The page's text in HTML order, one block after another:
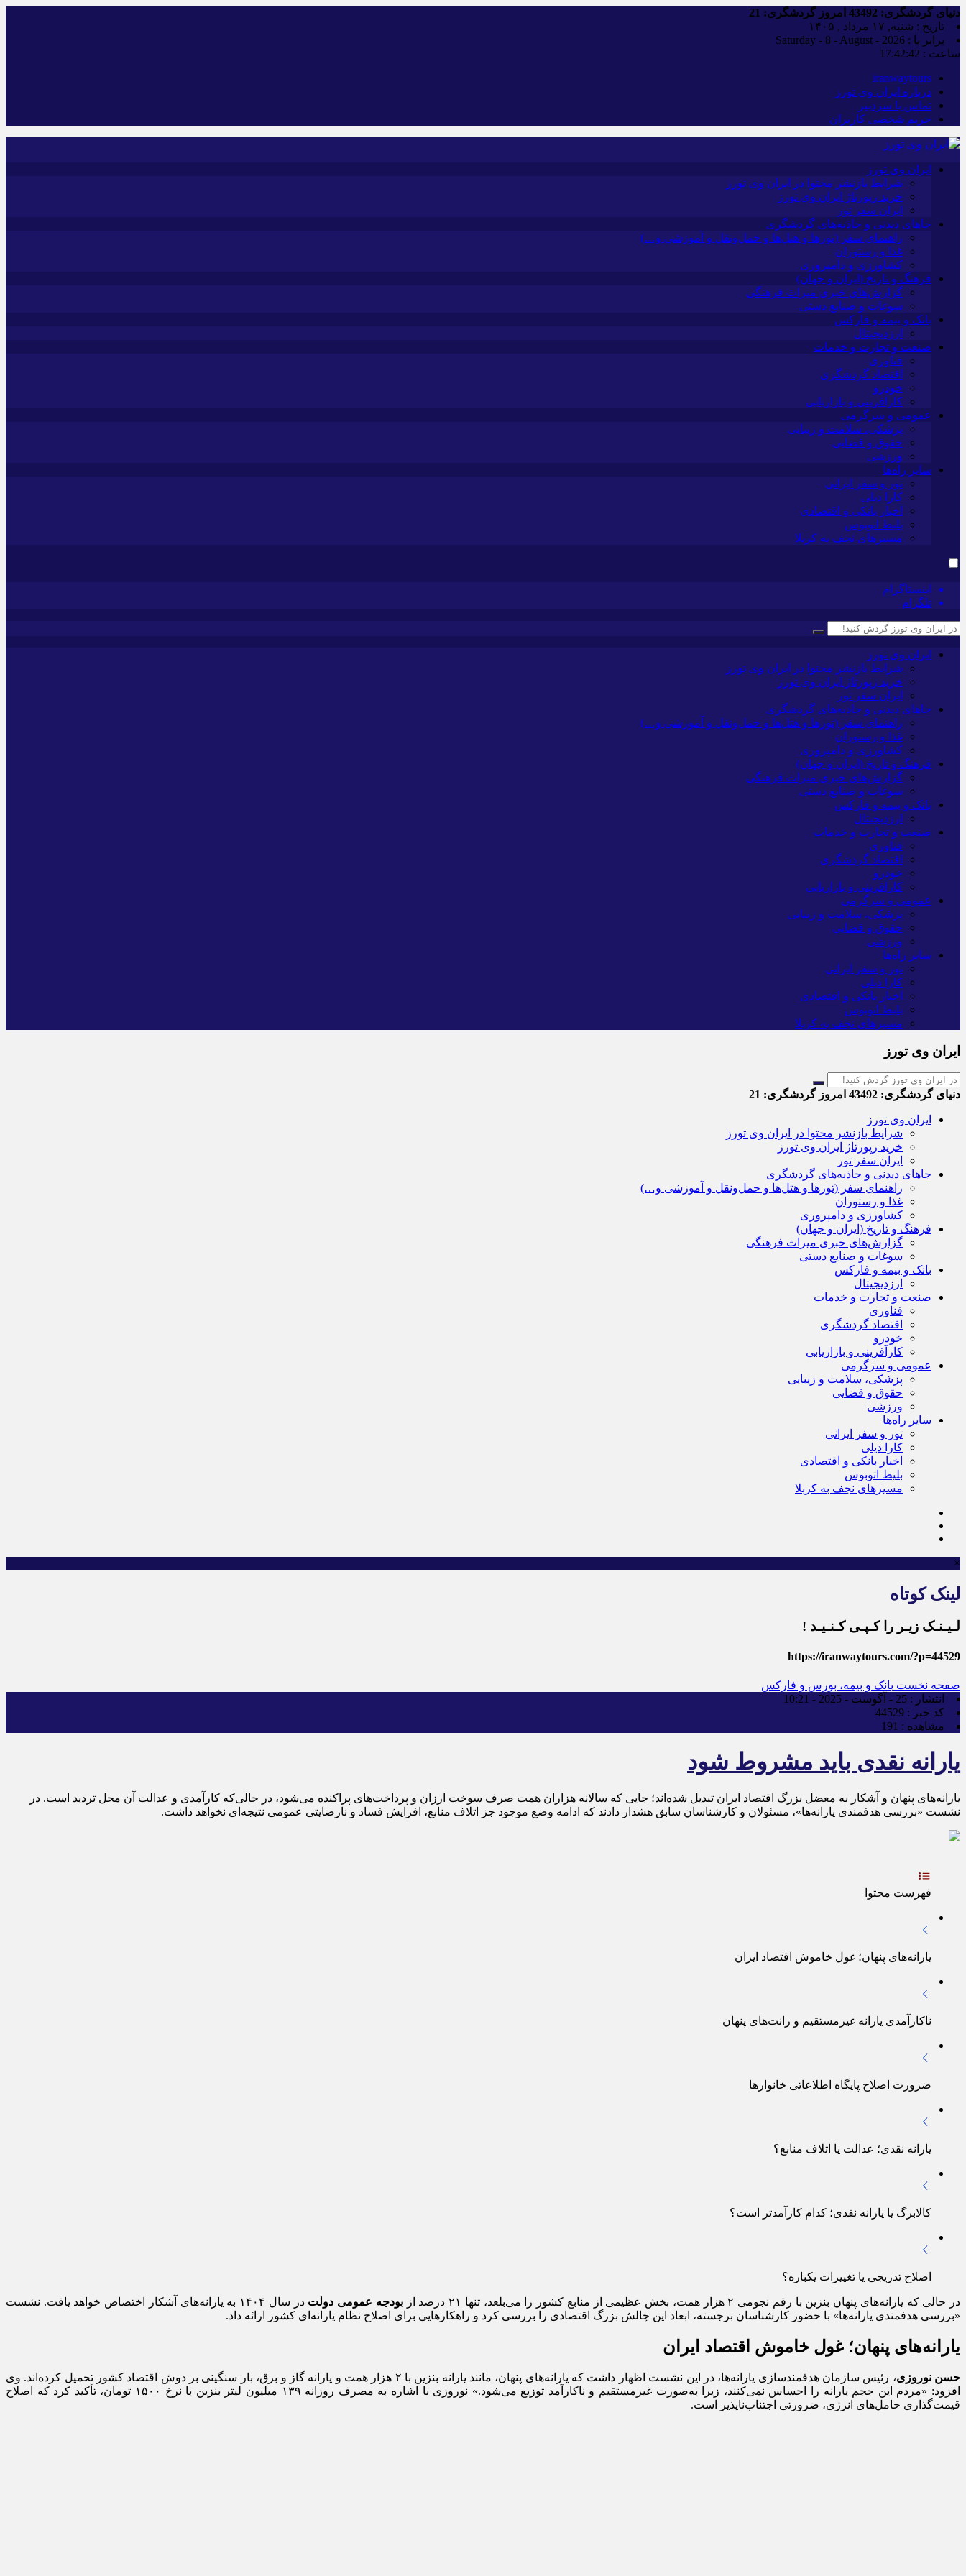
دنیای گردشگری: امروز گردشگری:
تاریخ : شنبه, ۱۷ مرداد , ۱۴۰۵
برابر با : Saturday - 8 - August - 2026
ساعت : 17:42:43
iranwaytours
درباره ایران وی تورز
تماس با سردبیر
حریم شخصی کاربران
ایران وی تورز
شرایط بازنشر محتوا در ایران وی تورز
خرید رپورتاژ ایران وی تورز
ایران سفر تور
جاهای دیدنی و جاذبه‌های گردشگری
راهنمای سفر (تورها و هتل‌ها و حمل‌و‌نقل و آموزشی و…)
غذا و رستوران
کشاورزی و دامپروری
فرهنگ و تاریخ (ایران و جهان)
گزارش‌های خبری میراث فرهنگی
سوغات و صنایع دستی
بانک و بیمه و فارکس
ارزدیجیتال
صنعت و تجارت و خدمات
فناوری
اقتصاد گردشگری
خودرو
کارآفرینی و بازاریابی
عمومی و سرگرمی
پزشکی، سلامت و زیبایی
حقوق و قضایی
ورزشی
سایر راه‌ها
تور و سفر ایرانی
کارا دیلی
اخبار بانکی و اقتصادی
بلیط اتوبوس
مسیرهای نجف به کربلا
اینستاگرام
تلگرام
ایران وی تورز
شرایط بازنشر محتوا در ایران وی تورز
خرید رپورتاژ ایران وی تورز
ایران سفر تور
جاهای دیدنی و جاذبه‌های گردشگری
راهنمای سفر (تورها و هتل‌ها و حمل‌و‌نقل و آموزشی و…)
غذا و رستوران
کشاورزی و دامپروری
فرهنگ و تاریخ (ایران و جهان)
گزارش‌های خبری میراث فرهنگی
سوغات و صنایع دستی
بانک و بیمه و فارکس
ارزدیجیتال
صنعت و تجارت و خدمات
فناوری
اقتصاد گردشگری
خودرو
کارآفرینی و بازاریابی
عمومی و سرگرمی
پزشکی، سلامت و زیبایی
حقوق و قضایی
ورزشی
سایر راه‌ها
تور و سفر ایرانی
کارا دیلی
اخبار بانکی و اقتصادی
بلیط اتوبوس
مسیرهای نجف به کربلا
ایران وی تورز
دنیای گردشگری: امروز گردشگری:
ایران وی تورز
شرایط بازنشر محتوا در ایران وی تورز
خرید رپورتاژ ایران وی تورز
ایران سفر تور
جاهای دیدنی و جاذبه‌های گردشگری
راهنمای سفر (تورها و هتل‌ها و حمل‌و‌نقل و آموزشی و…)
غذا و رستوران
کشاورزی و دامپروری
فرهنگ و تاریخ (ایران و جهان)
گزارش‌های خبری میراث فرهنگی
سوغات و صنایع دستی
بانک و بیمه و فارکس
ارزدیجیتال
صنعت و تجارت و خدمات
فناوری
اقتصاد گردشگری
خودرو
کارآفرینی و بازاریابی
عمومی و سرگرمی
پزشکی، سلامت و زیبایی
حقوق و قضایی
ورزشی
سایر راه‌ها
تور و سفر ایرانی
کارا دیلی
اخبار بانکی و اقتصادی
بلیط اتوبوس
مسیرهای نجف به کربلا
×
لینک کوتاه
لـیـنـک زیـر را کـپـی کـنـیـد !
https://iranwaytours.com/?p=44529
صفحه نخست بانک و بیمه، بورس و فارکس
انتشار : 25 - آگوست - 2025 - 10:21
کد خبر : 44529
مشاهده : 191
یارانه نقدی باید مشروط شود
یارانه‌های پنهان و آشکار به معضل بزرگ اقتصاد ایران تبدیل شده‌اند؛ جایی که سالانه هزاران همت صرف سوخت ارزان و پرداخت‌های پراکنده می‌شود، در حالی‌که کارآمدی و عدالت آن محل تردید است. در
نشست «بررسی هدفمندی یارانه‌ها»، مسئولان و کارشناسان سابق هشدار دادند که ادامه وضع موجود جز اتلاف منابع، افزایش فساد و نارضایتی عمومی نتیجه‌ای نخواهد داشت.
فهرست محتوا
یارانه‌های پنهان؛ غول خاموش اقتصاد ایران
ناکارآمدی یارانه غیرمستقیم و رانت‌های پنهان
ضرورت اصلاح پایگاه اطلاعاتی خانوارها
یارانه نقدی؛ عدالت یا اتلاف منابع؟
کالابرگ یا یارانه نقدی؛ کدام کارآمدتر است؟
اصلاح تدریجی یا تغییرات یکباره؟
در حالی که یارانه‌های پنهان بنزین با رقم نجومی ۲ هزار همت، بخش عظیمی از منابع کشور را می‌بلعد، تنها ۲۱ درصد از بودجه عمومی دولت
در سال ۱۴۰۴ به یارانه‌های آشکار اختصاص خواهد یافت. نشست
«بررسی هدفمندی یارانه‌ها» با حضور کارشناسان برجسته، ابعاد این چالش بزرگ اقتصادی را بررسی کرد و راهکارهایی برای اصلاح نظام یارانه‌ای کشور ارائه داد.
یارانه‌های پنهان؛ غول خاموش اقتصاد ایران
حسن نوروزی
، رئیس سازمان هدفمندسازی یارانه‌ها، در این نشست اظهار داشت که یارانه‌های پنهان، مانند یارانه بنزین با ۲ هزار همت و یارانه گاز و برق، بار سنگینی بر دوش اقتصاد کشور تحمیل کرده‌اند. وی
افزود: «مردم این حجم یارانه را احساس نمی‌کنند، زیرا به‌صورت غیرمستقیم و ناکارآمد توزیع می‌شود.» نوروزی با اشاره به مصرف روزانه ۱۳۹ میلیون لیتر بنزین با نرخ ۱۵۰۰ تومان، تأکید کرد که اصلاح
قیمت‌گذاری حامل‌های انرژی، ضرورتی اجتناب‌ناپذیر است.